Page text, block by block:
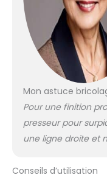
Mon astuce
Pour une finition
presseur pour
une ligne droite et
Conseils d’utilisation